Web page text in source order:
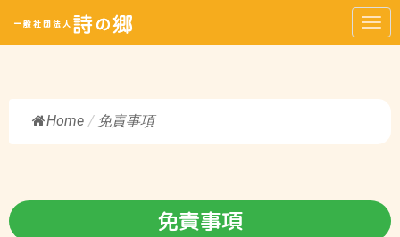
N
i
Home / 免責事項
免責事項